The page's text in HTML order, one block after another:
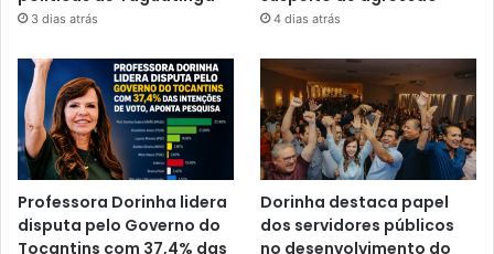
3 dias atrás 4 dias atrás
Professora Dorinha lidera
disputa pelo Governo do
Tocantins com 37,4% das
Dorinha destaca papel
dos servidores públicos
no desenvolvimento do